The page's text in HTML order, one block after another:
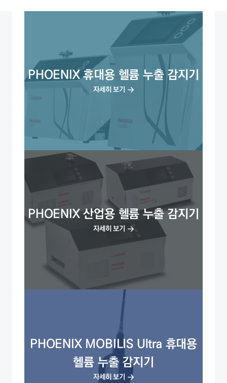
PHOENIX 휴대용 헬륨 누출 감지기
자세히 보기
PHOENIX 산업용 헬륨 누출 감지기
자세히 보기
PHOENIX MOBILIS Ultra 휴대용
헬륨 누출 감지기
자세히 보기